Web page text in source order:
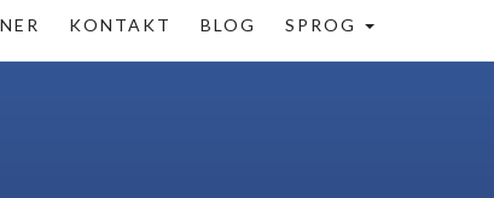
KONTAKT BLOG SPROG